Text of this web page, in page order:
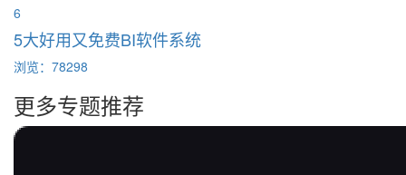
6
5大好用又免费BI软件系统
浏览：78298
更多专题推荐